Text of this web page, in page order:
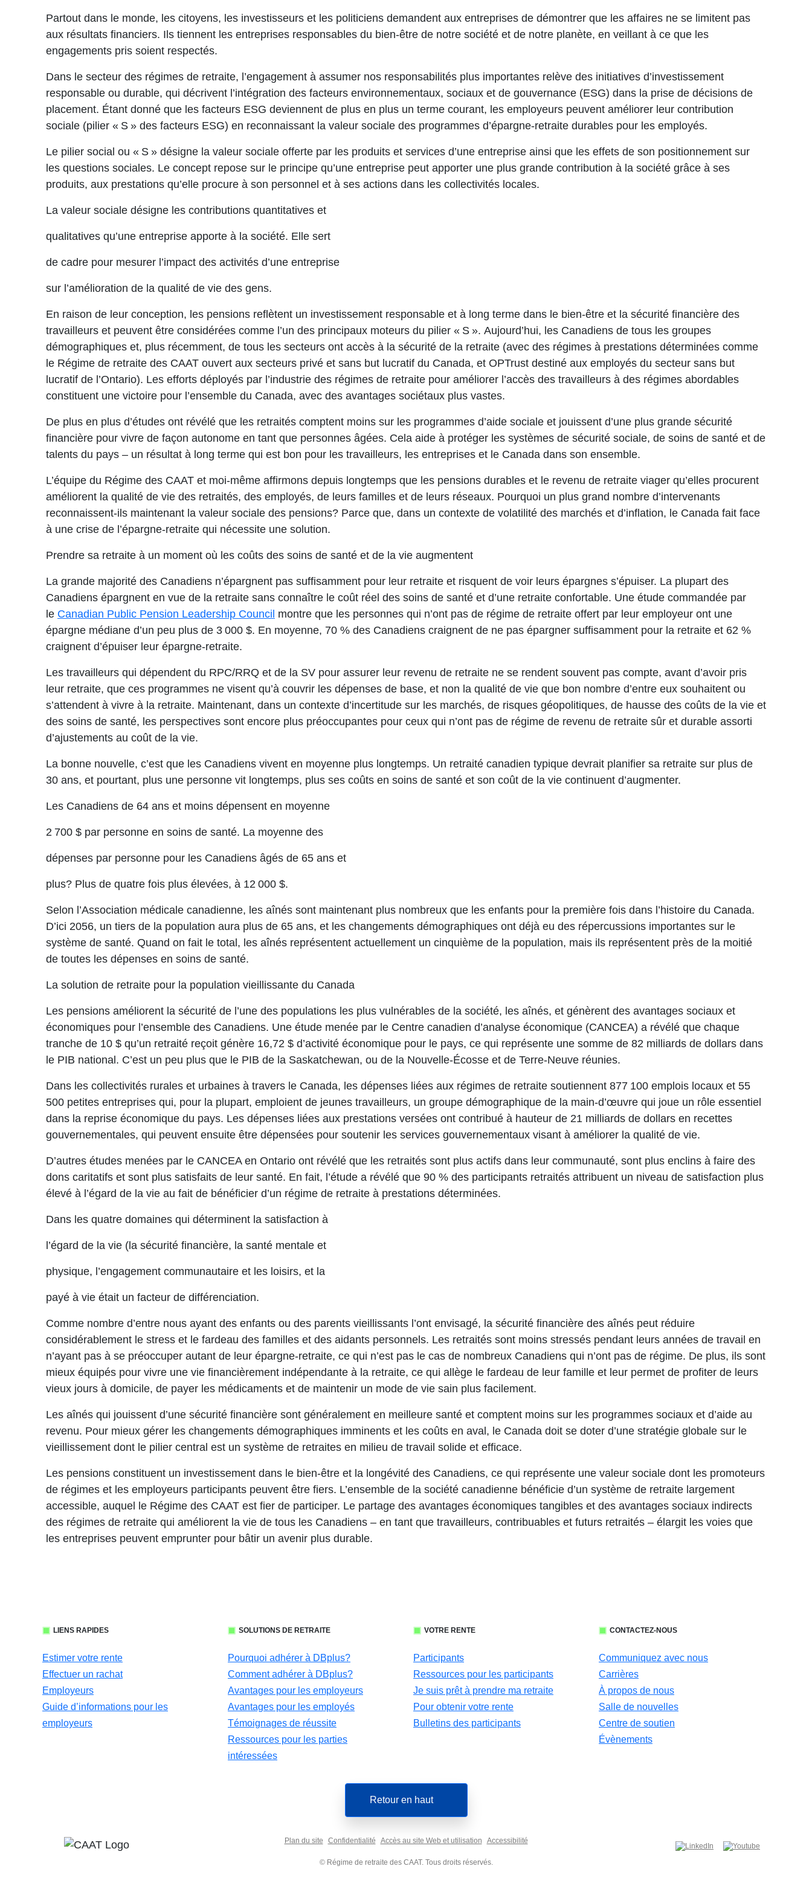
Partout dans le monde, les citoyens, les investisseurs et les politiciens demandent aux entreprises de démontrer que les affaires ne se limitent pas
aux résultats financiers. Ils tiennent les entreprises responsables du bien-être de notre société et de notre planète, en veillant à ce que les
engagements pris soient respectés.
Dans le secteur des régimes de retraite, l’engagement à assumer nos responsabilités plus importantes relève des initiatives d’investissement
responsable ou durable, qui décrivent l’intégration des facteurs environnementaux, sociaux et de gouvernance (ESG) dans la prise de décisions de
placement. Étant donné que les facteurs ESG deviennent de plus en plus un terme courant, les employeurs peuvent améliorer leur contribution
sociale (pilier « S » des facteurs ESG) en reconnaissant la valeur sociale des programmes d’épargne-retraite durables pour les employés.
Le pilier social ou « S » désigne la valeur sociale offerte par les produits et services d’une entreprise ainsi que les effets de son positionnement sur
les questions sociales. Le concept repose sur le principe qu’une entreprise peut apporter une plus grande contribution à la société grâce à ses
produits, aux prestations qu’elle procure à son personnel et à ses actions dans les collectivités locales.
La valeur sociale désigne les contributions quantitatives et
qualitatives qu’une entreprise apporte à la société. Elle sert
de cadre pour mesurer l’impact des activités d’une entreprise
sur l’amélioration de la qualité de vie des gens.
En raison de leur conception, les pensions reflètent un investissement responsable et à long terme dans le bien-être et la sécurité financière des
travailleurs et peuvent être considérées comme l’un des principaux moteurs du pilier « S ». Aujourd’hui, les Canadiens de tous les groupes
démographiques et, plus récemment, de tous les secteurs ont accès à la sécurité de la retraite (avec des régimes à prestations déterminées comme
le Régime de retraite des CAAT ouvert aux secteurs privé et sans but lucratif du Canada, et OPTrust destiné aux employés du secteur sans but
lucratif de l’Ontario). Les efforts déployés par l’industrie des régimes de retraite pour améliorer l’accès des travailleurs à des régimes abordables
constituent une victoire pour l’ensemble du Canada, avec des avantages sociétaux plus vastes.
De plus en plus d’études ont révélé que les retraités comptent moins sur les programmes d’aide sociale et jouissent d’une plus grande sécurité
financière pour vivre de façon autonome en tant que personnes âgées. Cela aide à protéger les systèmes de sécurité sociale, de soins de santé et de
talents du pays – un résultat à long terme qui est bon pour les travailleurs, les entreprises et le Canada dans son ensemble.
L’équipe du Régime des CAAT et moi-même affirmons depuis longtemps que les pensions durables et le revenu de retraite viager qu’elles procurent
améliorent la qualité de vie des retraités, des employés, de leurs familles et de leurs réseaux. Pourquoi un plus grand nombre d’intervenants
reconnaissent-ils maintenant la valeur sociale des pensions? Parce que, dans un contexte de volatilité des marchés et d’inflation, le Canada fait face
à une crise de l’épargne-retraite qui nécessite une solution.
Prendre sa retraite à un moment où les coûts des soins de santé et de la vie augmentent
La grande majorité des Canadiens n’épargnent pas suffisamment pour leur retraite et risquent de voir leurs épargnes s’épuiser. La plupart des
Canadiens épargnent en vue de la retraite sans connaître le coût réel des soins de santé et d’une retraite confortable. Une étude commandée par
le Canadian Public Pension Leadership Council montre que les personnes qui n’ont pas de régime de retraite offert par leur employeur ont une
épargne médiane d’un peu plus de 3 000 $. En moyenne, 70 % des Canadiens craignent de ne pas épargner suffisamment pour la retraite et 62 %
craignent d’épuiser leur épargne-retraite.
Les travailleurs qui dépendent du RPC/RRQ et de la SV pour assurer leur revenu de retraite ne se rendent souvent pas compte, avant d’avoir pris
leur retraite, que ces programmes ne visent qu’à couvrir les dépenses de base, et non la qualité de vie que bon nombre d’entre eux souhaitent ou
s’attendent à vivre à la retraite. Maintenant, dans un contexte d’incertitude sur les marchés, de risques géopolitiques, de hausse des coûts de la vie et
des soins de santé, les perspectives sont encore plus préoccupantes pour ceux qui n’ont pas de régime de revenu de retraite sûr et durable assorti
d’ajustements au coût de la vie.
La bonne nouvelle, c’est que les Canadiens vivent en moyenne plus longtemps. Un retraité canadien typique devrait planifier sa retraite sur plus de
30 ans, et pourtant, plus une personne vit longtemps, plus ses coûts en soins de santé et son coût de la vie continuent d’augmenter.
Les Canadiens de 64 ans et moins dépensent en moyenne
2 700 $ par personne en soins de santé. La moyenne des
dépenses par personne pour les Canadiens âgés de 65 ans et
plus? Plus de quatre fois plus élevées, à 12 000 $.
Selon l’Association médicale canadienne, les aînés sont maintenant plus nombreux que les enfants pour la première fois dans l’histoire du Canada.
D’ici 2056, un tiers de la population aura plus de 65 ans, et les changements démographiques ont déjà eu des répercussions importantes sur le
système de santé. Quand on fait le total, les aînés représentent actuellement un cinquième de la population, mais ils représentent près de la moitié
de toutes les dépenses en soins de santé.
La solution de retraite pour la population vieillissante du Canada
Les pensions améliorent la sécurité de l’une des populations les plus vulnérables de la société, les aînés, et génèrent des avantages sociaux et
économiques pour l’ensemble des Canadiens. Une étude menée par le Centre canadien d’analyse économique (CANCEA) a révélé que chaque
tranche de 10 $ qu’un retraité reçoit génère 16,72 $ d’activité économique pour le pays, ce qui représente une somme de 82 milliards de dollars dans
le PIB national. C’est un peu plus que le PIB de la Saskatchewan, ou de la Nouvelle-Écosse et de Terre-Neuve réunies.
Dans les collectivités rurales et urbaines à travers le Canada, les dépenses liées aux régimes de retraite soutiennent 877 100 emplois locaux et 55
500 petites entreprises qui, pour la plupart, emploient de jeunes travailleurs, un groupe démographique de la main-d’œuvre qui joue un rôle essentiel
dans la reprise économique du pays. Les dépenses liées aux prestations versées ont contribué à hauteur de 21 milliards de dollars en recettes
gouvernementales, qui peuvent ensuite être dépensées pour soutenir les services gouvernementaux visant à améliorer la qualité de vie.
D’autres études menées par le CANCEA en Ontario ont révélé que les retraités sont plus actifs dans leur communauté, sont plus enclins à faire des
dons caritatifs et sont plus satisfaits de leur santé. En fait, l’étude a révélé que 90 % des participants retraités attribuent un niveau de satisfaction plus
élevé à l’égard de la vie au fait de bénéficier d’un régime de retraite à prestations déterminées.
Dans les quatre domaines qui déterminent la satisfaction à
l’égard de la vie (la sécurité financière, la santé mentale et
physique, l’engagement communautaire et les loisirs, et la
payé à vie était un facteur de différenciation.
Comme nombre d’entre nous ayant des enfants ou des parents vieillissants l’ont envisagé, la sécurité financière des aînés peut réduire
considérablement le stress et le fardeau des familles et des aidants personnels. Les retraités sont moins stressés pendant leurs années de travail en
n’ayant pas à se préoccuper autant de leur épargne-retraite, ce qui n’est pas le cas de nombreux Canadiens qui n’ont pas de régime. De plus, ils sont
mieux équipés pour vivre une vie financièrement indépendante à la retraite, ce qui allège le fardeau de leur famille et leur permet de profiter de leurs
vieux jours à domicile, de payer les médicaments et de maintenir un mode de vie sain plus facilement.
Les aînés qui jouissent d’une sécurité financière sont généralement en meilleure santé et comptent moins sur les programmes sociaux et d’aide au
revenu. Pour mieux gérer les changements démographiques imminents et les coûts en aval, le Canada doit se doter d’une stratégie globale sur le
vieillissement dont le pilier central est un système de retraites en milieu de travail solide et efficace.
Les pensions constituent un investissement dans le bien-être et la longévité des Canadiens, ce qui représente une valeur sociale dont les promoteurs
de régimes et les employeurs participants peuvent être fiers. L’ensemble de la société canadienne bénéficie d’un système de retraite largement
accessible, auquel le Régime des CAAT est fier de participer. Le partage des avantages économiques tangibles et des avantages sociaux indirects
des régimes de retraite qui améliorent la vie de tous les Canadiens – en tant que travailleurs, contribuables et futurs retraités – élargit les voies que
les entreprises peuvent emprunter pour bâtir un avenir plus durable.
LIENS RAPIDES
Estimer votre rente
Effectuer un rachat
Employeurs
Guide d’informations pour les
employeurs
SOLUTIONS DE RETRAITE
Pourquoi adhérer à DBplus?
Comment adhérer à DBplus?
Avantages pour les employeurs
Avantages pour les employés
Témoignages de réussite
Ressources pour les parties
intéressées
VOTRE RENTE
Participants
Ressources pour les participants
Je suis prêt à prendre ma retraite
Pour obtenir votre rente
Bulletins des participants
CONTACTEZ-NOUS
Communiquez avec nous
Carrières
À propos de nous
Salle de nouvelles
Centre de soutien
Évènements
Retour en haut
Plan du site Confidentialité Accès au site Web et utilisation Accessibilité
© Régime de retraite des CAAT. Tous droits réservés.